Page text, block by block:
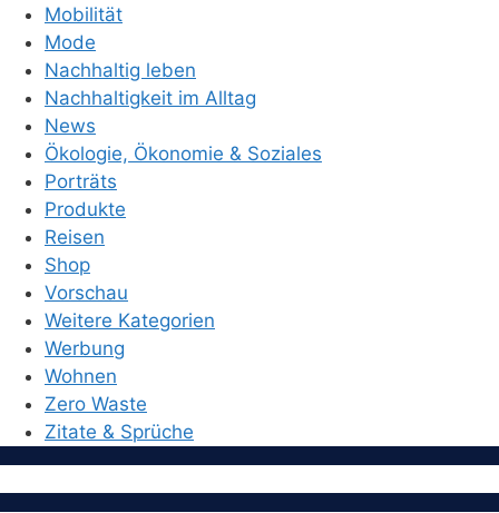
Mobilität
Mode
Nachhaltig leben
Nachhaltigkeit im Alltag
News
Ökologie, Ökonomie & Soziales
Porträts
Produkte
Reisen
Shop
Vorschau
Weitere Kategorien
Werbung
Wohnen
Zero Waste
Zitate & Sprüche